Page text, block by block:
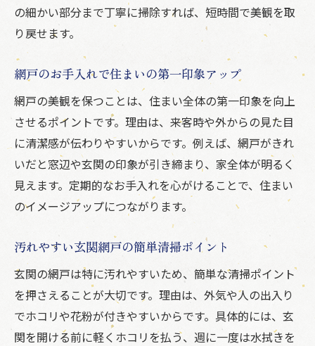
の細かい部分まで丁寧に掃除すれば、短時間で美観を取
り戻せます。
網戸のお手入れで住まいの第一印象アップ
網戸の美観を保つことは、住まい全体の第一印象を向上
させるポイントです。理由は、来客時や外からの見た目
に清潔感が伝わりやすいからです。例えば、網戸がきれ
いだと窓辺や玄関の印象が引き締まり、家全体が明るく
見えます。定期的なお手入れを心がけることで、住まい
のイメージアップにつながります。
汚れやすい玄関網戸の簡単清掃ポイント
玄関の網戸は特に汚れやすいため、簡単な清掃ポイント
を押さえることが大切です。理由は、外気や人の出入り
でホコリや花粉が付きやすいからです。具体的には、玄
関を開ける前に軽くホコリを払う、週に一度は水拭きを